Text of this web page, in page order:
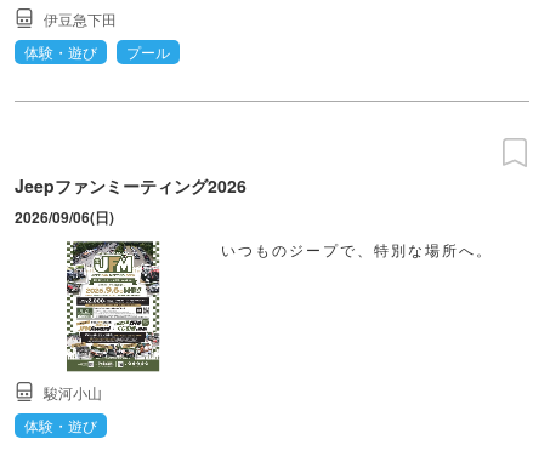
伊豆急下田
体験・遊び
プール
Jeepファンミーティング2026
2026/09/06(日)
いつものジープで、特別な場所へ。
駿河小山
体験・遊び